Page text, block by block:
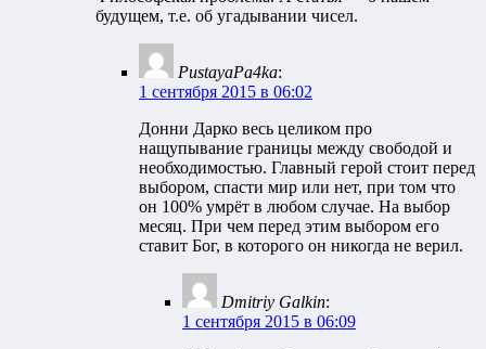
будущем, т.е. об угадывании чисел.
PustayaPa4ka:
1 сентября 2015 в 06:02
Донни Дарко весь целиком про
нащупывание границы между свободой и
необходимостью. Главный герой стоит перед
выбором, спасти мир или нет, при том что
он 100% умрёт в любом случае. На выбор
месяц. При чем перед этим выбором его
ставит Бог, в которого он никогда не верил.
Dmitriy Galkin:
1 сентября 2015 в 06:09